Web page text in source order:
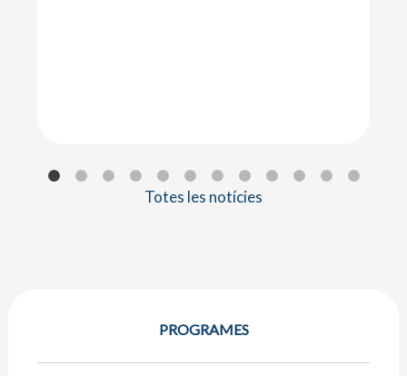
PROGRAMES
Totes les notícies